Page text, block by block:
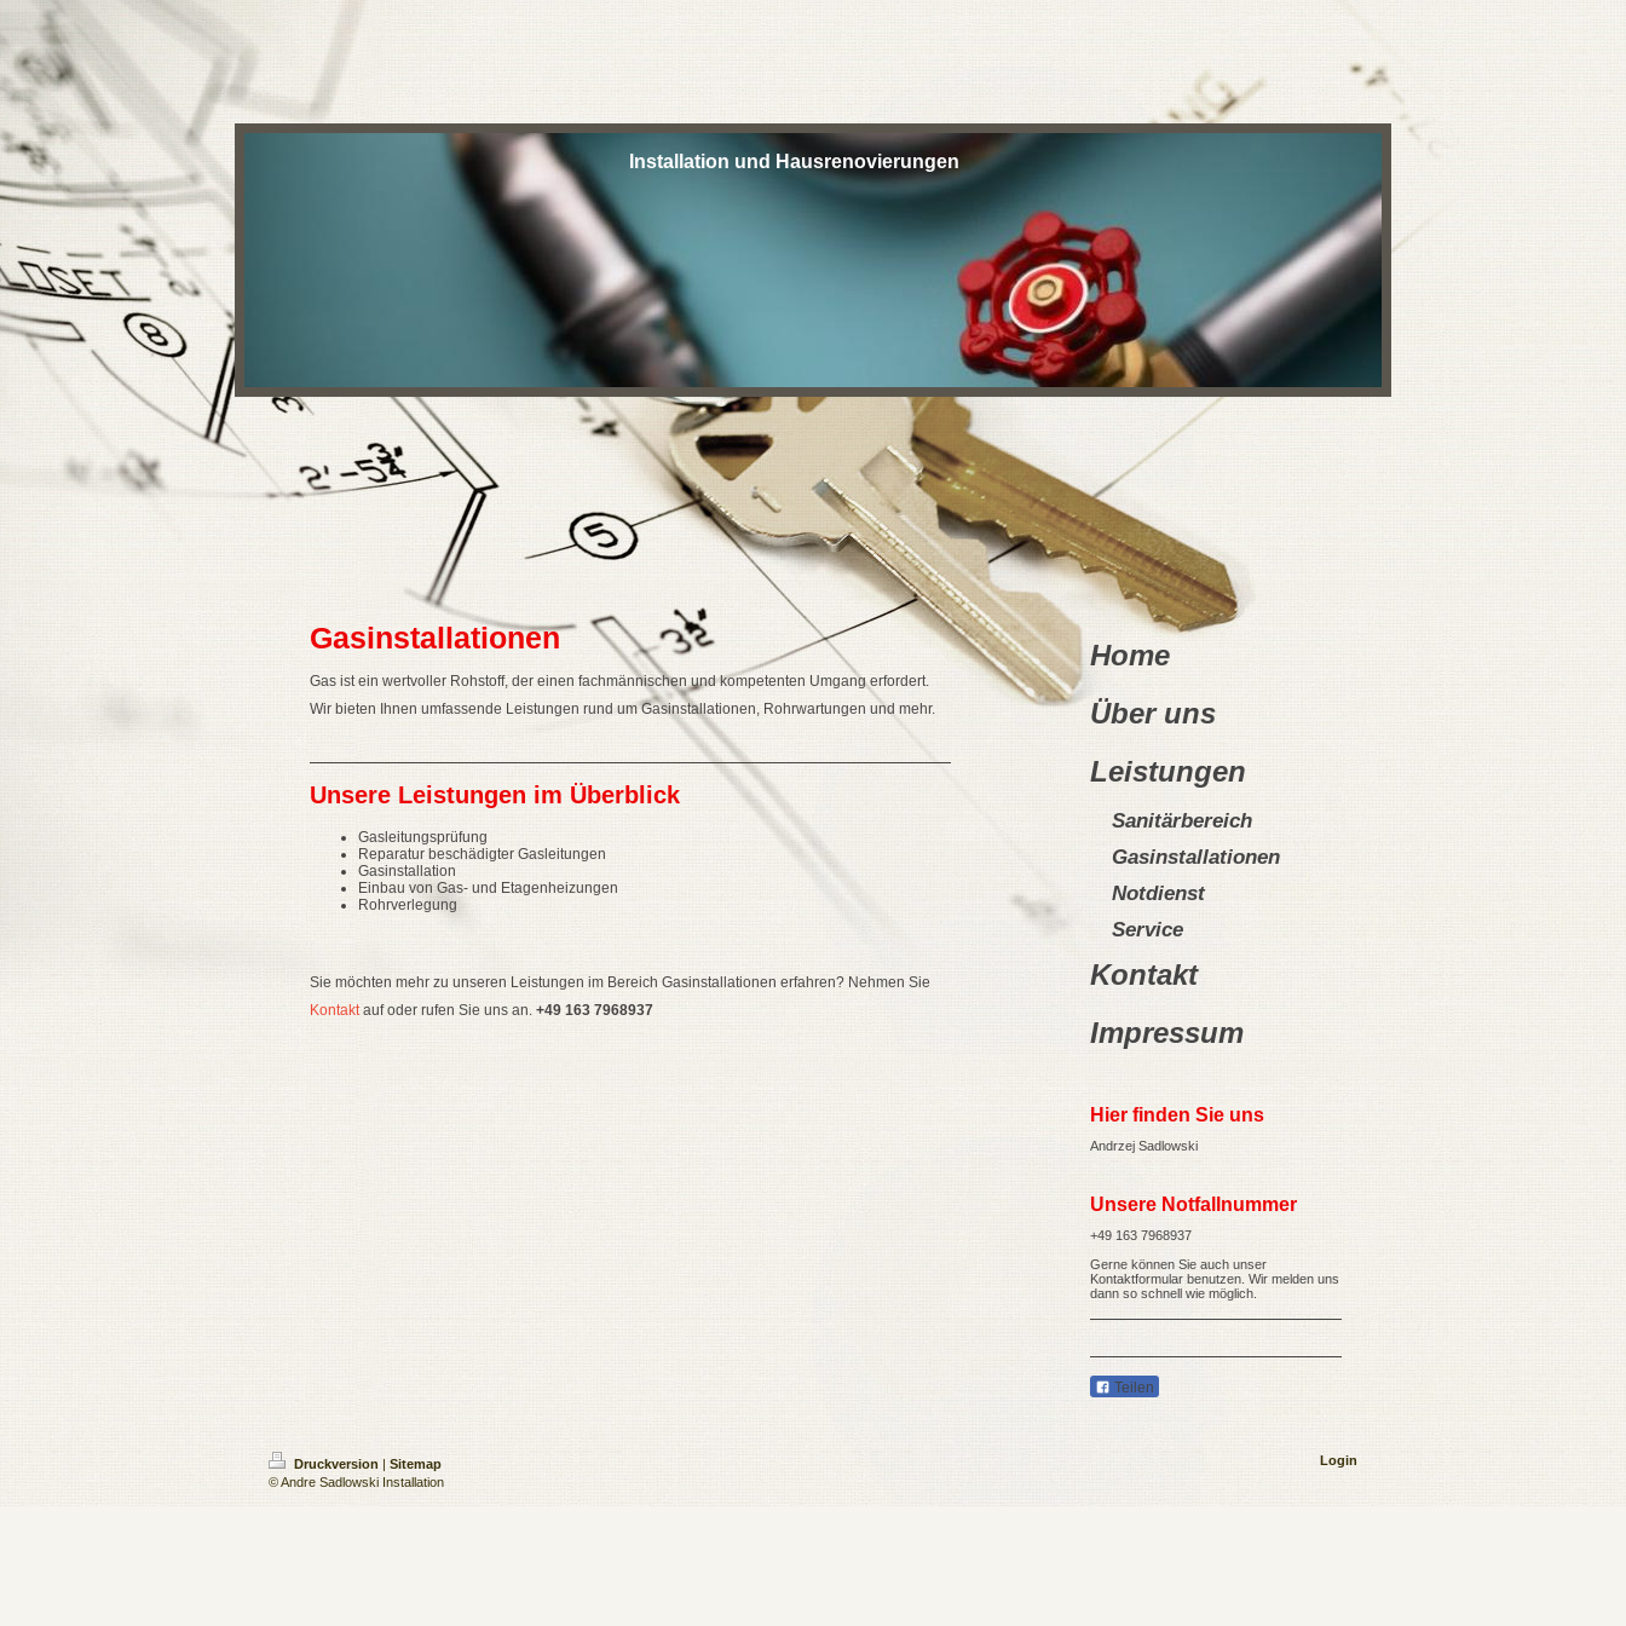
Installation und Hausrenovierungen
Home
Über uns
Leistungen
Sanitärbereich
Gasinstallationen
Notdienst
Service
Kontakt
Impressum
Hier finden Sie uns
Andrzej Sadlowski
Unsere Notfallnummer
+49 163 7968937
Gerne können Sie auch unser
Kontaktformular benutzen. Wir melden uns
dann so schnell wie möglich.
Teilen
Gasinstallationen
Gas ist ein wertvoller Rohstoff, der einen fachmännischen und kompetenten Umgang erfordert.
Wir bieten Ihnen umfassende Leistungen rund um Gasinstallationen, Rohrwartungen und mehr.
Unsere Leistungen im Überblick
Gasleitungsprüfung
Reparatur beschädigter Gasleitungen
Gasinstallation
Einbau von Gas- und Etagenheizungen
Rohrverlegung
Sie möchten mehr zu unseren Leistungen im Bereich Gasinstallationen erfahren? Nehmen Sie
Kontaktauf oder rufen Sie uns an. +49 163 7968937
Druckversion | Sitemap
© Andre Sadlowski Installation
Login